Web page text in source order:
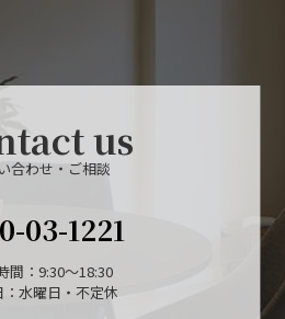
us
合わせ・ご相談
03-1221
間：9:30～18:30
：水曜日・不定休